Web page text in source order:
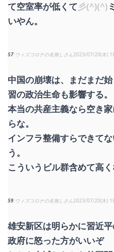
て空室率が低くて彡(^)(^) ミ
いやん。
57 ウィズコロナの名無しさん2023/07/20(木)
中国の崩壊は、まだまだ始
習の政治生命も影響する。
本当の共産主義なら空き
らな。
インフラ整備すらできて
う。
こういうビル群含めて高く
59 ウィズコロナの名無しさん2023/07/20(木)
雄安新区は明らかに習近
政府に怒った方がいいぞ